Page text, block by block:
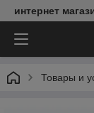
интернет
Товары и